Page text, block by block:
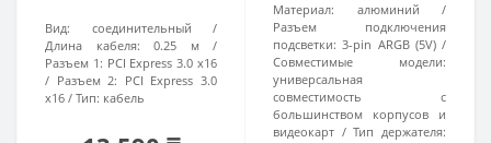
Вид:
соединительный
Длина кабеля:
0.25 м
Разъем 1: PCI Express 3.0 x16
Разъем 2: PCI Express 3.0
x16
Тип: кабель
Материал:
алюминий
Разъем подключения
подсветки: 3-pin ARGB (5V)
Совместимые модели:
универсальная
совместимость с
большинством корпусов и
видеокарт
Тип держателя: